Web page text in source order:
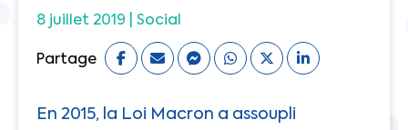
8 juillet 2019 | Social
Partage
En 2015, la Loi Macron a assoupli